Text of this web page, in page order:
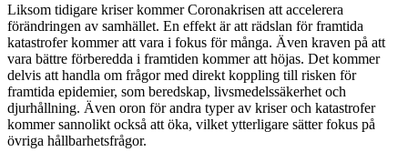
Liksom tidigare kriser kommer Coronakrisen att accelerera
förändringen av samhället. En effekt är att rädslan för framtida
katastrofer kommer att vara i fokus för många. Även kraven på att
vara bättre förberedda i framtiden kommer att höjas. Det kommer
delvis att handla om frågor med direkt koppling till risken för
framtida epidemier, som beredskap, livsmedelssäkerhet och
djurhållning. Även oron för andra typer av kriser och katastrofer
kommer sannolikt också att öka, vilket ytterligare sätter fokus på
övriga hållbarhetsfrågor.